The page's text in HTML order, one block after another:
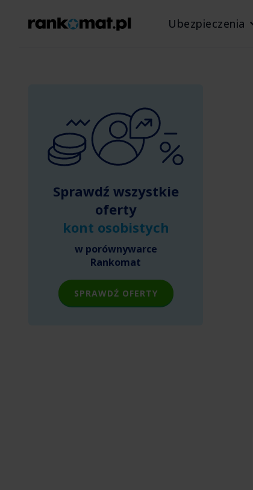
Ubezpieczenia
Sprawdź wszystkie
oferty
kont osobistych
w porównywarce
Rankomat
SPRAWDŹ OFERTY